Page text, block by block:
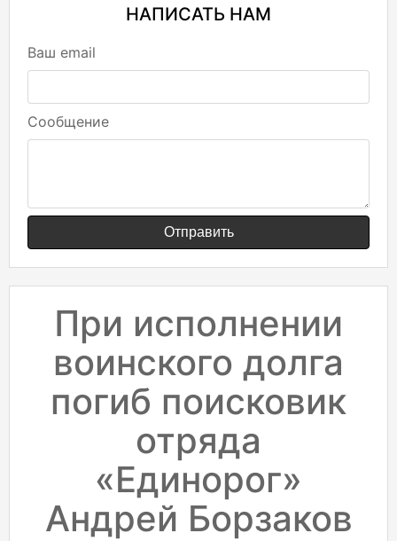
НАПИСАТЬ НАМ
Ваш email
Сообщение
Отправить
При исполнении
воинского долга
погиб поисковик
отряда
«Единорог»
Андрей Борзаков